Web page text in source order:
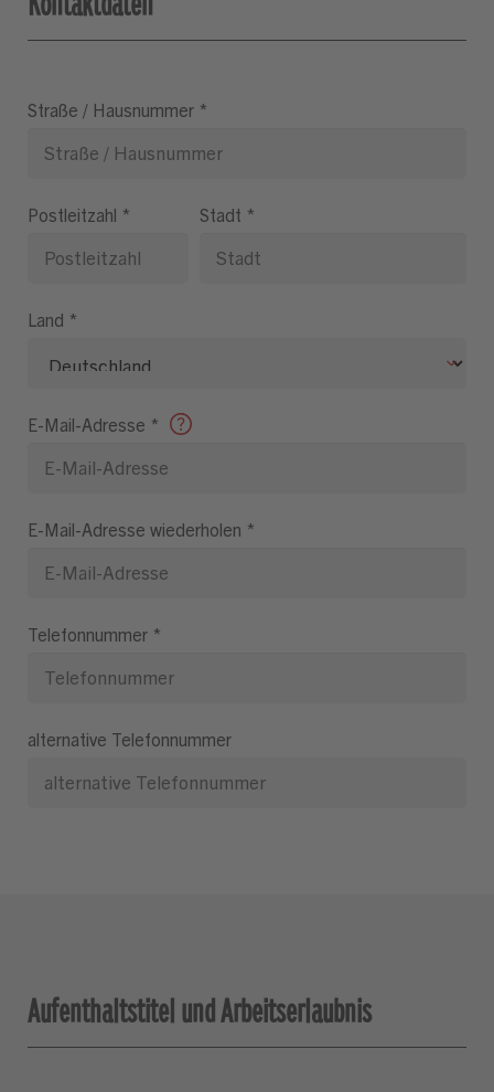
Straße / Hausnummer *
Postleitzahl * Stadt *
Land *
E-Mail-Adresse *
E-Mail-Adresse wiederholen *
Telefonnummer *
alternative Telefonnummer
Aufenthaltstitel und Arbeitserlaubnis